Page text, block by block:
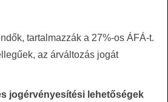
tartalmazzák a 27%-os ÁFÁ-t.
az árváltozás jogát
jogérvényesítési lehetőségek